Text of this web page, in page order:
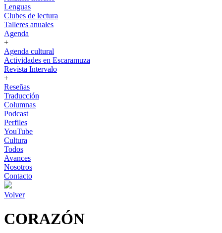
Lenguas
Clubes de lectura
Talleres anuales
Agenda
+
Agenda cultural
Actividades en Escaramuza
Revista Intervalo
+
Reseñas
Traducción
Columnas
Podcast
Perfiles
YouTube
Cultura
Todos
Avances
Nosotros
Contacto
Volver
CORAZÓN